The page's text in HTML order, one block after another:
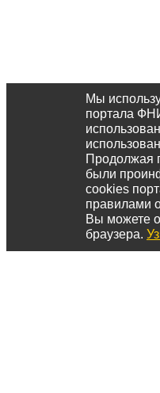
Мы
портала
Продолжая
были
cookies
правилами
Вы можете
браузера.